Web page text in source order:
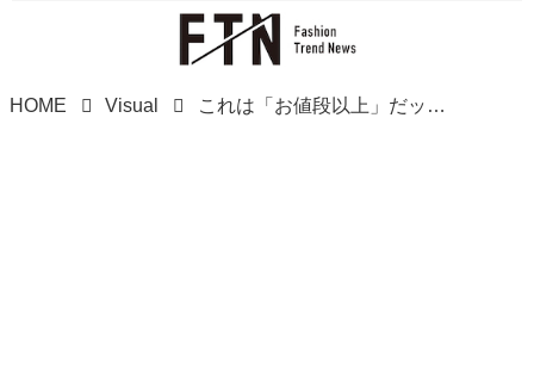
HOME Visual これは「お値段以上」だッ！！【グローバルワーク】冬コーデに最適♡「パールアクセ」